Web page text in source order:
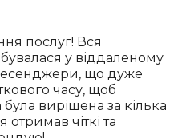
послуг! Вся
у віддаленому
що дуже
часу, щоб
вирішена за кілька
чіткі та